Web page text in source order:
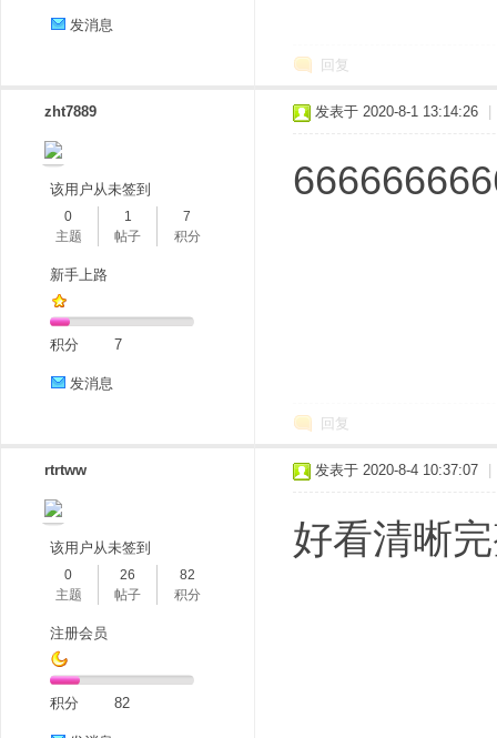
发消息
回复
zht7889
该用户从未签到
0
主题
1
帖子
7
积分
新手上路
积分 7
发消息
发表于 2020-8-1 13:14:26
回复
rtrtww
该用户从未签到
0
主题
26
帖子
82
积分
注册会员
积分 82
发表于 2020-8-4 10:37:07
好看清晰